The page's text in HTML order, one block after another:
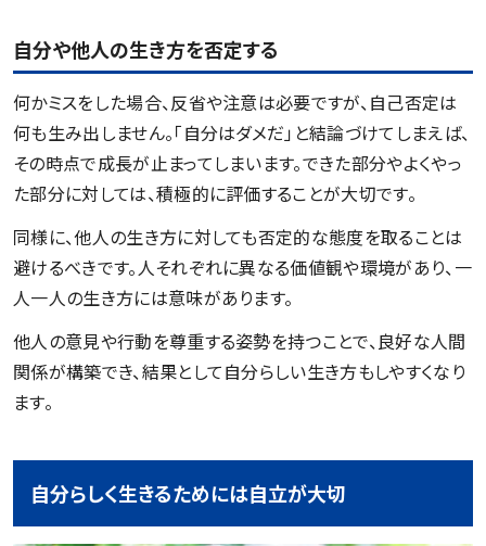
自分や他人の生き方を否定する
何かミスをした場合、反省や注意は必要ですが、自己否定は
何も生み出しません。「自分はダメだ」と結論づけてしまえば、
その時点で成長が止まってしまいます。できた部分やよくやっ
た部分に対しては、積極的に評価することが大切です。
同様に、他人の生き方に対しても否定的な態度を取ることは
避けるべきです。人それぞれに異なる価値観や環境があり、一
人一人の生き方には意味があります。
他人の意見や行動を尊重する姿勢を持つことで、良好な人間
関係が構築でき、結果として自分らしい生き方もしやすくなり
ます。
自分らしく生きるためには自立が大切